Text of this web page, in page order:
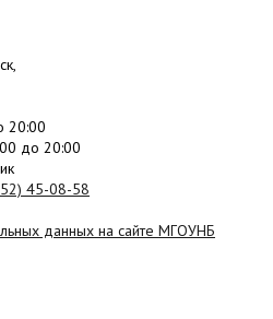
20:00
до 20:00
45-08-58
данных на сайте МГОУНБ